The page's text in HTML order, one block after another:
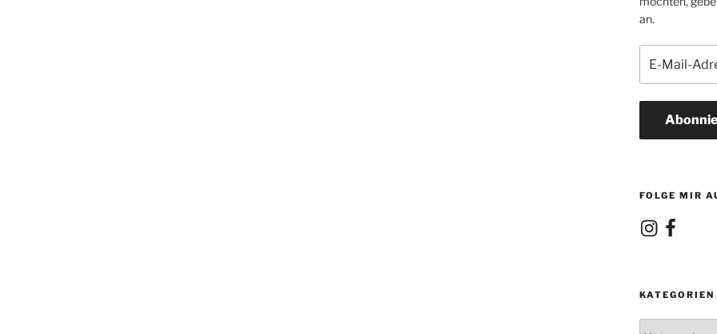
an.
Mail-
Adresse
FOLGE MIR
InstagramFacebook
KATEGORIEN